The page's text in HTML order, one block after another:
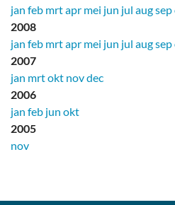
jan feb mrtapr mei jun jul augsep
2008
jan feb mrtapr mei jun jul augsep
2007
jan mrtokt novdec
2006
jan feb jun okt
2005
nov